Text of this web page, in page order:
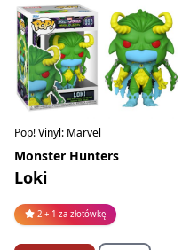
Pop! Vinyl: Marvel
Monster Hunters
Loki
2 + 1 za złotówkę